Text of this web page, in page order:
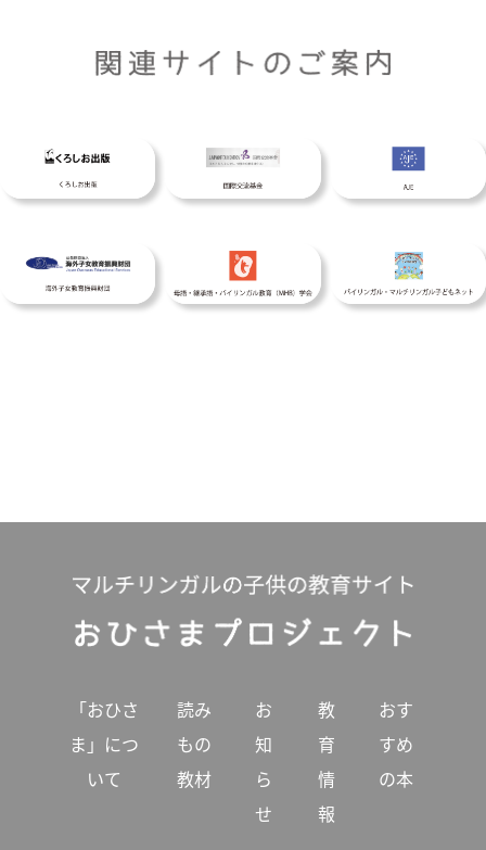
「おひさ
ま」につ
いて
読み
もの
教材
お
知
ら
せ
教
育
情
報
おす
すめ
の本